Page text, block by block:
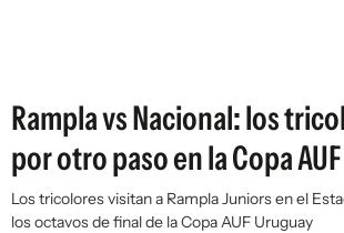
Rampla vs Nacional: los
por otro paso en la Copa
Los tricolores visitan a Rampla Juniors en el
los octavos de final de la Copa AUF Uruguay